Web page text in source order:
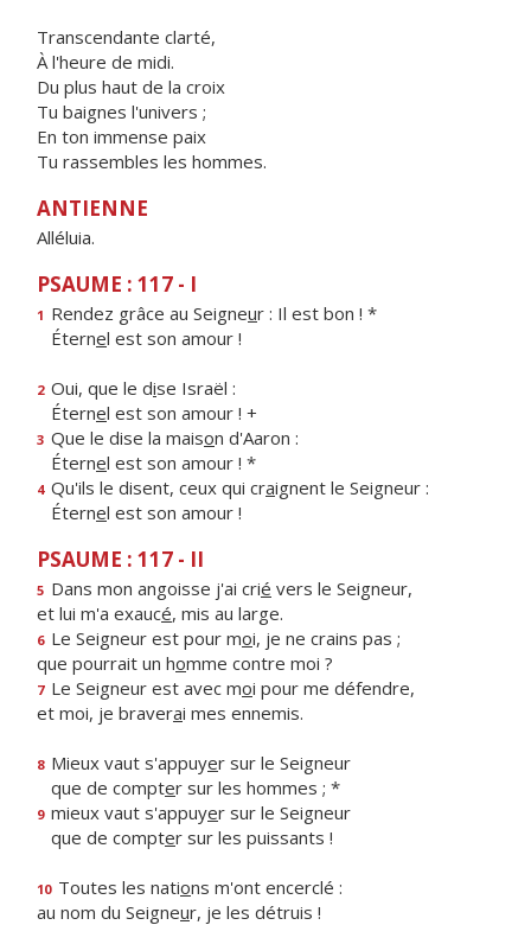
Transcendante clarté,
À l'heure de midi.
Du plus haut de la croix
Tu baignes l'univers ;
En ton immense paix
Tu rassembles les hommes.
ANTIENNE
Alléluia.
PSAUME : 117 - I
1 Rendez grâce au Seigneur : Il est bon ! *
Éternel est son amour !
2 Oui, que le dise Israël :
Éternel est son amour ! +
3 Que le dise la maison d'Aaron :
Éternel est son amour ! *
4 Qu'ils le disent, ceux qui craignent le Seigneur :
Éternel est son amour !
PSAUME : 117 - II
5 Dans mon angoisse j'ai crié vers le Seigneur,
et lui m'a exaucé, mis au large.
6 Le Seigneur est pour moi, je ne crains pas ;
que pourrait un homme contre moi ?
7 Le Seigneur est avec moi pour me défendre,
et moi, je braverai mes ennemis.
8 Mieux vaut s'appuyer sur le Seigneur
que de compter sur les hommes ; *
9 mieux vaut s'appuyer sur le Seigneur
que de compter sur les puissants !
10 Toutes les nations m'ont encerclé :
au nom du Seigneur, je les détruis !